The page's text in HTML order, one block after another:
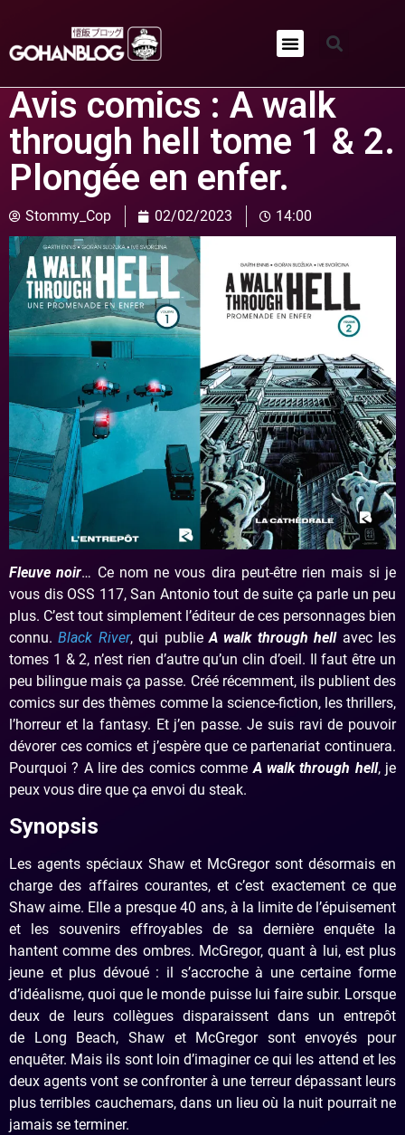
Avis comics : A walk
through hell tome 1 & 2.
Plongée en enfer.
Stommy_Cop 02/02/2023 14:00
Fleuve noir… Ce nom ne vous dira peut-être rien mais si je
vous dis OSS 117, San Antonio tout de suite ça parle un peu
plus. C’est tout simplement l’éditeur de ces personnages bien
connu.Black River, qui publieA walk through hellavec les
tomes 1 & 2, n’est rien d’autre qu’un clin d’oeil. Il faut être un
peu bilingue mais ça passe. Créé récemment, ils publient des
comics sur des thèmes comme la science-fiction, les thrillers,
l’horreur et la fantasy. Et j’en passe. Je suis ravi de pouvoir
dévorer ces comics et j’espère que ce partenariat continuera.
Pourquoi ? A lire des comics commeA walk through hell, je
peux vous dire que ça envoi du steak.
Synopsis
Les agents spéciaux Shaw et McGregor sont désormais en
charge des affaires courantes, et c’est exactement ce que
Shaw aime. Elle a presque 40 ans, à la limite de l’épuisement
et les souvenirs effroyables de sa dernière enquête la
hantent comme des ombres. McGregor, quant à lui, est plus
jeune et plus dévoué : il s’accroche à une certaine forme
d’idéalisme, quoi que le monde puisse lui faire subir. Lorsque
deux de leurs collègues disparaissent dans un entrepôt
de Long Beach, Shaw et McGregor sont envoyés pour
enquêter. Mais ils sont loin d’imaginer ce qui les attend et les
deux agents vont se confronter à une terreur dépassant leurs
plus terribles cauchemars, dans un lieu où la nuit pourrait ne
jamais se terminer.